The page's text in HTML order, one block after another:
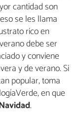
cantidad son
se les llama
rico en
debe ser
y conviene
y de verano. Si
popular, toma
en que
.